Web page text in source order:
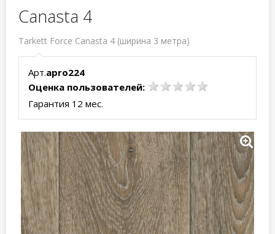
Canasta 4
Tarkett Force Canasta 4 (ширина 3 метра)
Арт.apro224
Оценка пользователей:
Гарантия 12 мес.